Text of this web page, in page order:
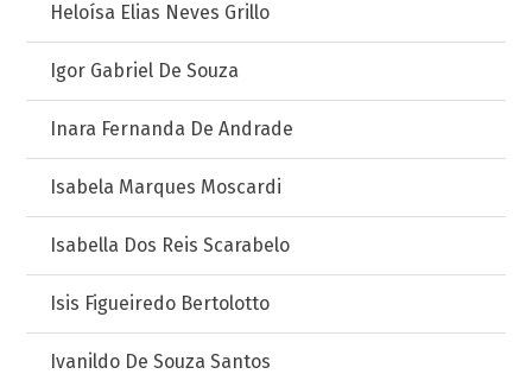
Heloísa Elias Neves Grillo
Igor Gabriel De Souza
Inara Fernanda De Andrade
Isabela Marques Moscardi
Isabella Dos Reis Scarabelo
Isis Figueiredo Bertolotto
Ivanildo De Souza Santos